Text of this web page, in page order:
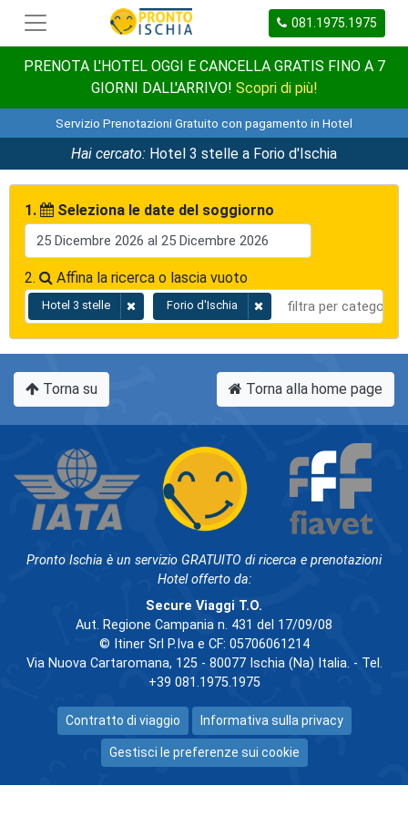
081.1975.1975
PRENOTA L'HOTEL OGGI E CANCELLA GRATIS FINO A 7
GIORNI DALL'ARRIVO! Scopri di più!
Servizio Prenotazioni Gratuito con pagamento in Hotel
Hai cercato: Hotel 3 stelle a Forio d'Ischia
1. Seleziona le date del soggiorno
2. Affina la ricerca o lascia vuoto
Hotel 3 stelle Forio d'Ischia
Torna su Torna alla home page
Pronto Ischia è un servizio GRATUITO di ricerca e prenotazioni
Hotel offerto da:
Secure Viaggi T.O.
Aut. Regione Campania n. 431 del 17/09/08
© Itiner Srl P.Iva e CF: 05706061214
Via Nuova Cartaromana, 125 - 80077 Ischia (Na) Italia. - Tel.
+39 081.1975.1975
Contratto di viaggio Informativa sulla privacy
Gestisci le preferenze sui cookie